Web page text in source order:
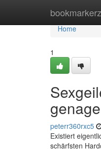
bookmarkerz
Home
Home
1
peterr360rxc5
Existiert
schärfsten